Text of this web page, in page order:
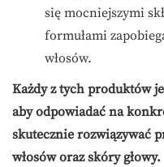
się mocniejszymi
formułami
włosów.
Każdy z tych produktów
aby odpowiadać na
skutecznie rozwiązywać
włosów oraz skóry głowy.